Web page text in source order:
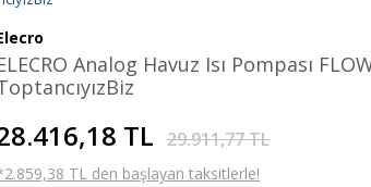
Analog Havuz Isı Pompası
TL 29.911,77 TL
TL den başlayan taksitlerle!